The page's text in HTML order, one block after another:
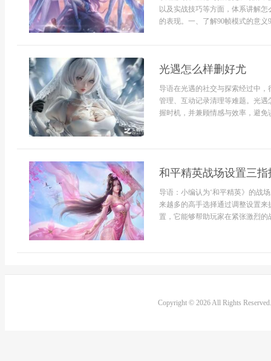
以及实战技巧等方面，体系讲解
的表现。一、了解90帧模式的意
光遇怎么样删好尤
导语在光遇的社交与探索经过中
管理、互动记录清理等难题。光
握时机，并兼顾情感与效率，避免
和平精英战场设置三
导语：小编认为‘和平精英》的战
来越多的高手选择通过调整设置
置，它能够帮助玩家在紧张激烈
Copyright © 2026 All Rights